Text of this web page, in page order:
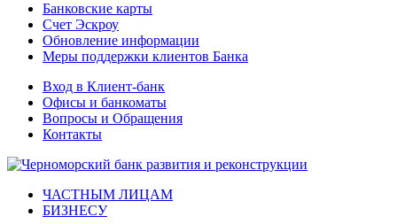
Банковские карты
Счет Эскроу
Обновление информации
Меры поддержки клиентов Банка
Вход в Клиент-банк
Офисы и банкоматы
Вопросы и Обращения
Контакты
ЧАСТНЫМ ЛИЦАМ
БИЗНЕСУ